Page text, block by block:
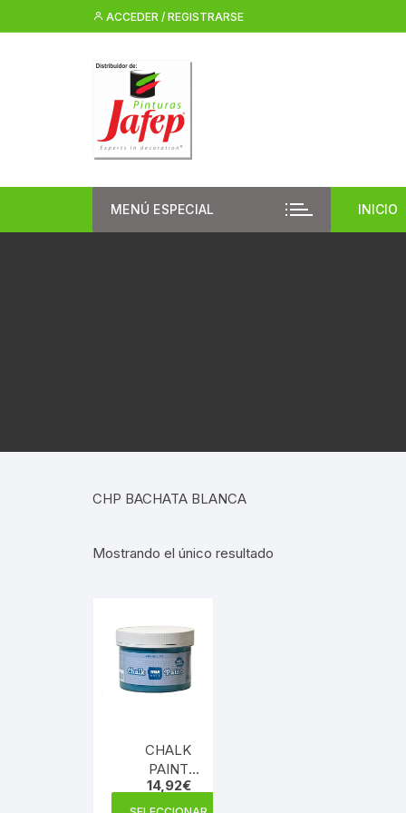
al
ACCEDER / REGISTRARSE
MENÚ ESPECIAL INICIO
CHP BACHATA BLANCA
Mostrando el único resultado
CHALK
PAINT
TITAN 250
ML.
14,92€